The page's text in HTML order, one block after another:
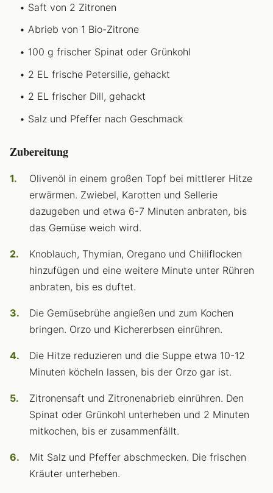
Saft von 2 Zitronen
Abrieb von 1 Bio-Zitrone
100 g frischer Spinat oder Grünkohl
2 EL frische Petersilie, gehackt
2 EL frischer Dill, gehackt
Salz und Pfeffer nach Geschmack
Zubereitung
Olivenöl in einem großen Topf bei mittlerer Hitze
erwärmen. Zwiebel, Karotten und Sellerie
dazugeben und etwa 6-7 Minuten anbraten, bis
das Gemüse weich wird.
Knoblauch, Thymian, Oregano und Chiliflocken
hinzufügen und eine weitere Minute unter Rühren
anbraten, bis es duftet.
Die Gemüsebrühe angießen und zum Kochen
bringen. Orzo und Kichererbsen einrühren.
Die Hitze reduzieren und die Suppe etwa 10-12
Minuten köcheln lassen, bis der Orzo gar ist.
Zitronensaft und Zitronenabrieb einrühren. Den
Spinat oder Grünkohl unterheben und 2 Minuten
mitkochen, bis er zusammenfällt.
Mit Salz und Pfeffer abschmecken. Die frischen
Kräuter unterheben.